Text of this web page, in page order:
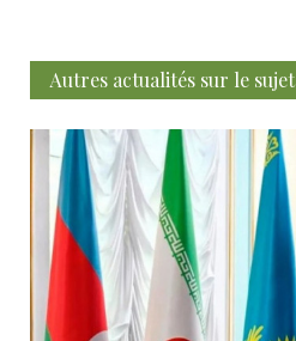
Autres actualités sur le sujet